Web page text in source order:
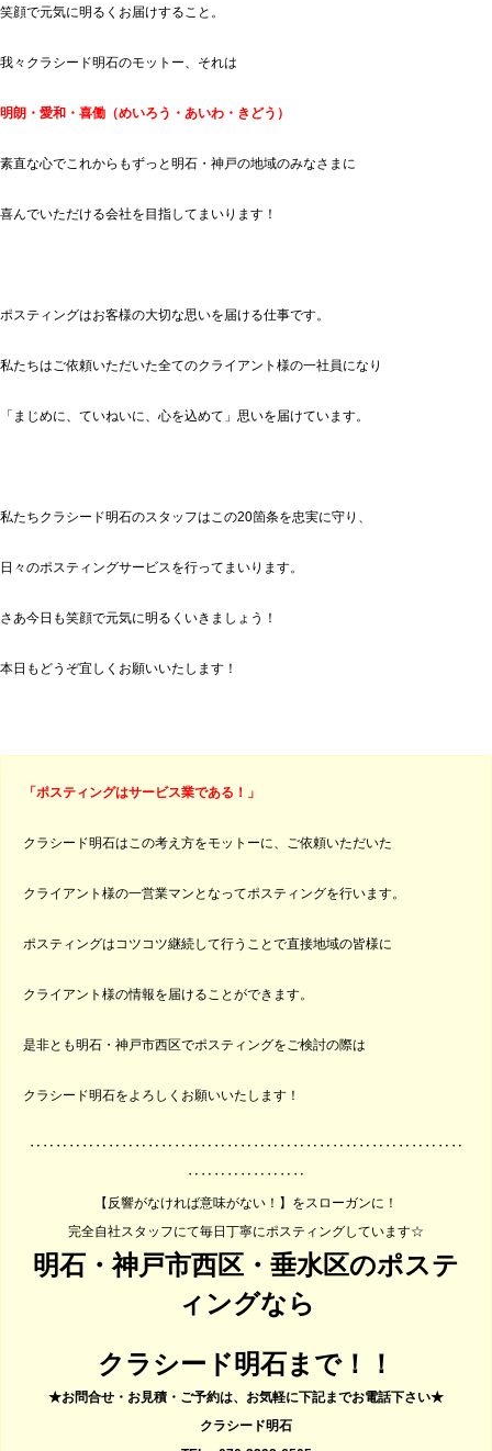
笑顔で元気に明るくお届けすること。
我々クラシード明石のモットー、それは
明朗・愛和・喜働（めいろう・あいわ・きどう）
素直な心でこれからもずっと明石・神戸の地域のみなさまに
喜んでいただける会社を目指してまいります！
ポスティングはお客様の大切な思いを届ける仕事です。
私たちはご依頼いただいた全てのクライアント様の一社員になり
「まじめに、ていねいに、心を込めて」思いを届けています。
私たちクラシード明石のスタッフはこの20箇条を忠実に守り、
日々のポスティングサービスを行ってまいります。
さあ今日も笑顔で元気に明るくいきましょう！
本日もどうぞ宜しくお願いいたします！
「ポスティングはサービス業である！」
クラシード明石はこの考え方をモットーに、ご依頼いただいた
クライアント様の一営業マンとなってポスティングを行います。
ポスティングはコツコツ継続して行うことで直接地域の皆様に
クライアント様の情報を届けることができます。
是非とも明石・神戸市西区でポスティングをご検討の際は
クラシード明石をよろしくお願いいたします！
‥‥‥‥‥‥‥‥‥‥‥‥‥‥‥‥‥‥‥‥‥‥‥‥‥‥‥‥‥‥‥‥‥
‥‥‥‥‥‥‥‥‥
【反響がなければ意味がない！】をスローガンに！
完全自社スタッフにて毎日丁寧にポスティングしています☆
明石・神戸市西区・垂水区のポステ
ィングなら
クラシード明石まで！！
★お問合せ・お見積・ご予約は、お気軽に下記までお電話下さい★
クラシード明石